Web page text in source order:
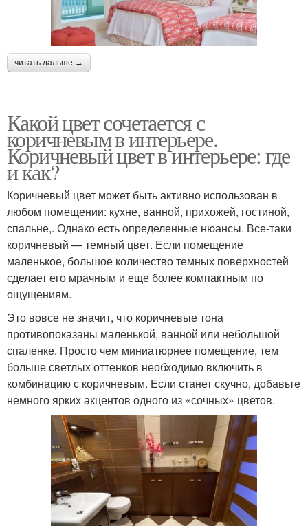
читать дальше →
Какой цвет сочетается с
коричневым в интерьере.
Коричневый цвет в интерьере: где
и как?
Коричневый цвет может быть активно использован в
любом помещении: кухне, ванной, прихожей, гостиной,
спальне,. Однако есть определенные нюансы. Все-таки
коричневый — темный цвет. Если помещение
маленькое, большое количество темных поверхностей
сделает его мрачным и еще более компактным по
ощущениям.
Это вовсе не значит, что коричневые тона
противопоказаны маленькой, ванной или небольшой
спаленке. Просто чем миниатюрнее помещение, тем
больше светлых оттенков необходимо включить в
комбинацию с коричневым. Если станет скучно, добавьте
немного ярких акцентов одного из «сочных» цветов.